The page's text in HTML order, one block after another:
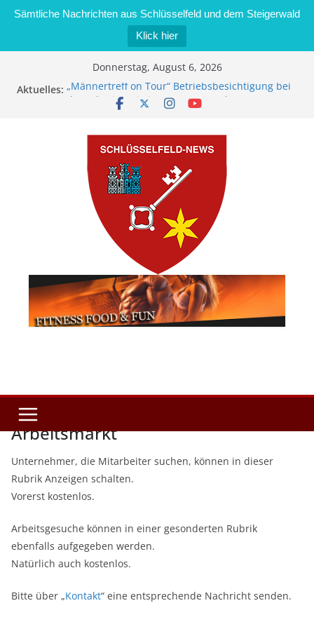
Sämtliche Nachrichten aus Schlüsselfeld und dem Steigerwald
Klick hier
Donnerstag, August 6, 2026
Aktuelles: „Männertreff on Tour“ Betriebsbesichtigung bei
der Schreinerei Zimmermann GmbH
Kontrolle
Stadt Schlüsselfeld bietet Online-Anmeldung für
Kindergartenplätze an
Dieseldiebstahl im Wert von 600 Euro
Arbeitsmarkt
Unternehmer, die Mitarbeiter suchen, können in dieser
Rubrik Anzeigen schalten.
Vorerst kostenlos.
Arbeitsgesuche können in einer gesonderten Rubrik
ebenfalls aufgegeben werden.
Natürlich auch kostenlos.
Bitte über „Kontakt“ eine entsprechende Nachricht senden.